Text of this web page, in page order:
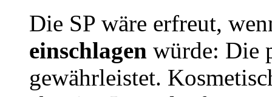
Die SP wäre erfreut,
einschlagen würde: Die
gewährleistet.